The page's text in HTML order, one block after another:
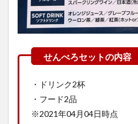
・ドリンク2杯
・フード2品
※2021年04月04日時点